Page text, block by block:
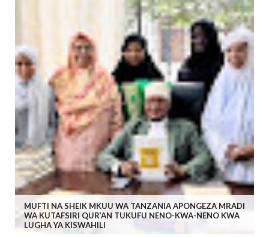
MUFTI NA SHEIK MKUU WA TANZANIA APONGEZA MRADI
WA KUTAFSIRI QUR’AN TUKUFU NENO-KWA-NENO KWA
LUGHA YA KISWAHILI